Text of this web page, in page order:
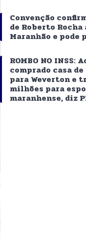
Convenção
de Roberto Rocha
Maranhão e pode
ROMBO NO INSS:
comprado casa
para Weverton e
milhões para
maranhense, diz